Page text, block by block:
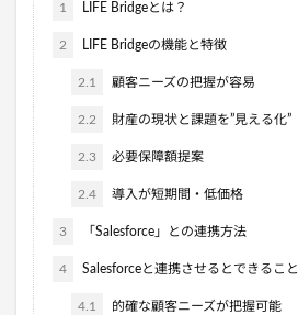
1 LIFE Bridgeとは？
2 LIFE Bridgeの機能と特徴
2.1 顧客ニーズの把握が容易
2.2 財産の現状と課題を”見える化”
2.3 必要保障額提案
2.4 導入が短期間・低価格
3 「Salesforce」との連携方法
4 Salesforceと連携させるとできること
4.1 的確な顧客ニーズが把握可能